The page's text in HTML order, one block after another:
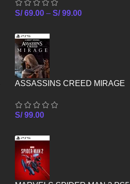
S/69.00 –S/99.00
ASSASSINS CREED MIRAGE
S/99.00